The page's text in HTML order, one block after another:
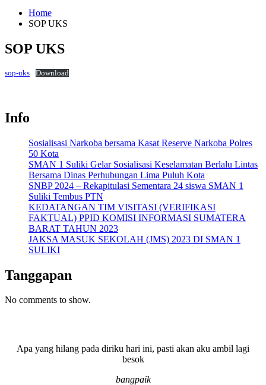
Home
SOP UKS
SOP UKS
sop-uks Download
Info
Sosialisasi Narkoba bersama Kasat Reserve Narkoba Polres
50 Kota
SMAN 1 Suliki Gelar Sosialisasi Keselamatan Berlalu Lintas
Bersama Dinas Perhubungan Lima Puluh Kota
SNBP 2024 – Rekapitulasi Sementara 24 siswa SMAN 1
Suliki Tembus PTN
KEDATANGAN TIM VISITASI (VERIFIKASI
FAKTUAL) PPID KOMISI INFORMASI SUMATERA
BARAT TAHUN 2023
JAKSA MASUK SEKOLAH (JMS) 2023 DI SMAN 1
SULIKI
Tanggapan
No comments to show.
Apa yang hilang pada diriku hari ini, pasti akan aku ambil lagi
besok
bangpaik